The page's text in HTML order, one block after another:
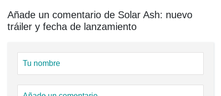
Añade un comentario de Solar Ash: nuevo
tráiler y fecha de lanzamiento